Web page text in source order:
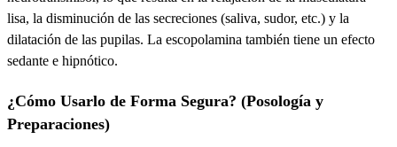
lisa, la disminución de las secreciones (saliva, sudor, etc.) y la
dilatación de las pupilas. La escopolamina también tiene un efecto
sedante e hipnótico.
¿Cómo Usarlo de Forma Segura? (Posología y
Preparaciones)